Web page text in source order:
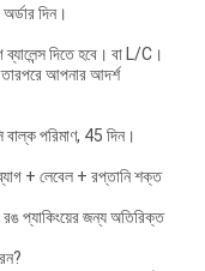
দিন।
দিতে হবে। বা L/C।
আপনার আদর্শ
পরিমাণ, 45 দিন।
+ লেবেল + রপ্তানি শক্ত
প্যাকিংয়ের জন্য অতিরিক্ত